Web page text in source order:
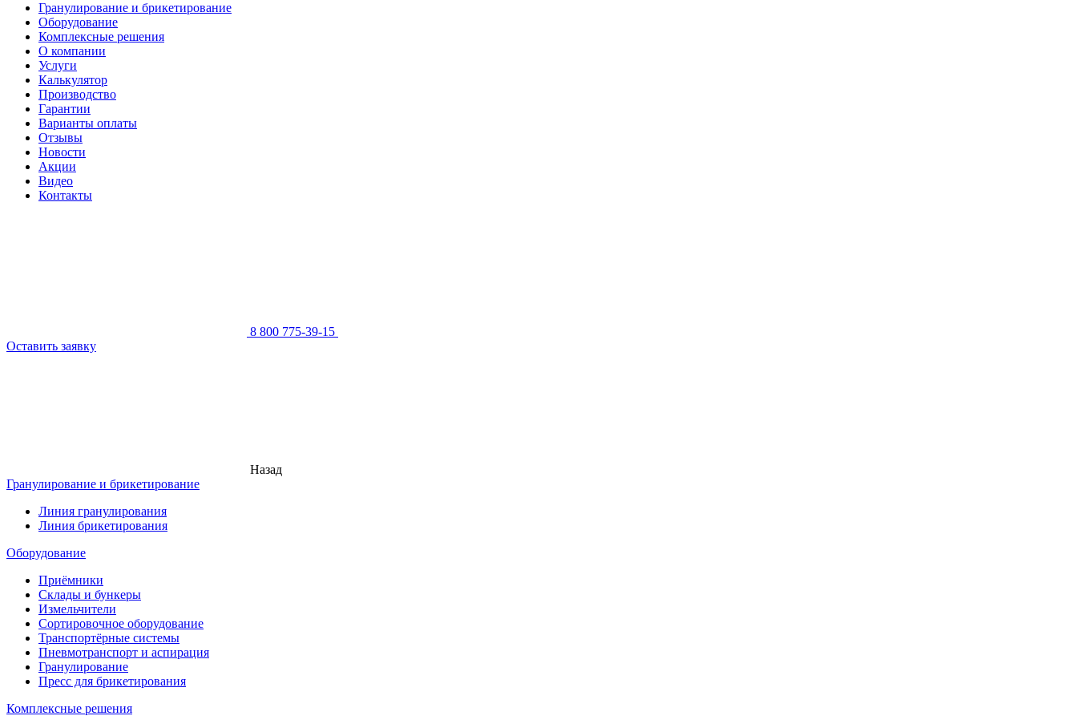
Гранулирование и брикетирование
Оборудование
Комплексные решения
О компании
Услуги
Калькулятор
Производство
Гарантии
Варианты оплаты
Отзывы
Новости
Акции
Видео
Контакты
8 800 775-39-15
Оставить заявку
Назад
Гранулирование и брикетирование
Линия гранулирования
Линия брикетирования
Оборудование
Приёмники
Склады и бункеры
Измельчители
Сортировочное оборудование
Транспортёрные системы
Пневмотранспорт и аспирация
Гранулирование
Пресс для брикетирования
Комплексные решения